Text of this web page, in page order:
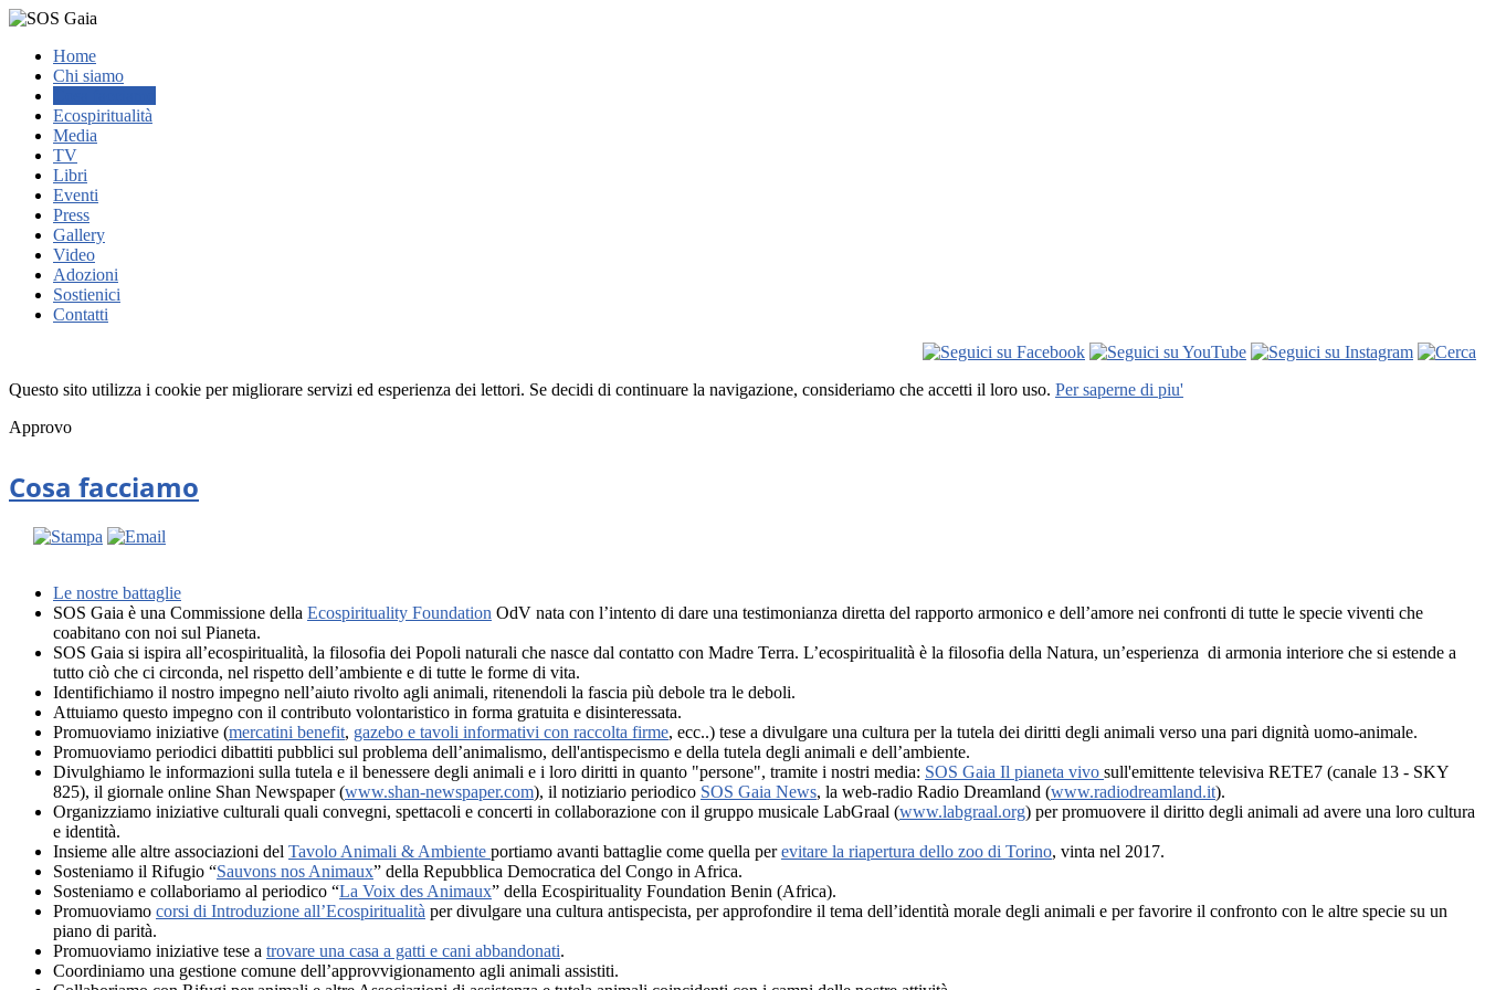
Home
Chi siamo
Ecospiritualità
Media
TV
Libri
Eventi
Press
Gallery
Video
Adozioni
Sostienici
Contatti
Questo sito utilizza i cookie per migliorare servizi ed esperienza dei lettori. Se decidi di continuare la navigazione, consideriamo che accetti il loro uso. Per saperne di piu'
Approvo
Cosa facciamo
Le nostre battaglie
SOS Gaia è una Commissione della Ecospirituality Foundation OdV nata con l’intento di dare una testimonianza diretta del rapporto armonico e dell’amore nei confronti di tutte le specie viventi che
coabitano con noi sul Pianeta.
SOS Gaia si ispira all’ecospiritualità, la filosofia dei Popoli naturali che nasce dal contatto con Madre Terra. L’ecospiritualità è la filosofia della Natura, un’esperienza di armonia interiore che si estende a
tutto ciò che ci circonda, nel rispetto dell’ambiente e di tutte le forme di vita.
Identifichiamo il nostro impegno nell’aiuto rivolto agli animali, ritenendoli la fascia più debole tra le deboli.
Attuiamo questo impegno con il contributo volontaristico in forma gratuita e disinteressata.
Promuoviamo iniziative (mercatini benefit, gazebo e tavoli informativi con raccolta firme, ecc..) tese a divulgare una cultura per la tutela dei diritti degli animali verso una pari dignità uomo-animale.
Promuoviamo periodici dibattiti pubblici sul problema dell’animalismo, dell'antispecismo e della tutela degli animali e dell’ambiente.
Divulghiamo le informazioni sulla tutela e il benessere degli animali e i loro diritti in quanto "persone", tramite i nostri media: SOS Gaia Il pianeta vivo sull'emittente televisiva RETE7 (canale 13 - SKY
825), il giornale online Shan Newspaper (www.shan-newspaper.com), il notiziario periodico SOS Gaia News, la web-radio Radio Dreamland (www.radiodreamland.it).
Organizziamo iniziative culturali quali convegni, spettacoli e concerti in collaborazione con il gruppo musicale LabGraal (www.labgraal.org) per promuovere il diritto degli animali ad avere una loro cultura
e identità.
Insieme alle altre associazioni del Tavolo Animali & Ambiente portiamo avanti battaglie come quella perevitare la riapertura dello zoo di Torino, vinta nel 2017.
Sosteniamo il Rifugio “Sauvons nos Animaux” della Repubblica Democratica del Congo in Africa.
Sosteniamo e collaboriamo al periodico “La Voix des Animaux” della Ecospirituality Foundation Benin (Africa).
Promuoviamo corsi di Introduzione all’Ecospiritualità per divulgare una cultura antispecista, per approfondire il tema dell’identità morale degli animali e per favorire il confronto con le altre specie su un
piano di parità.
Promuoviamo iniziative tese a trovare una casa a gatti e cani abbandonati.
Coordiniamo una gestione comune dell’approvvigionamento agli animali assistiti.